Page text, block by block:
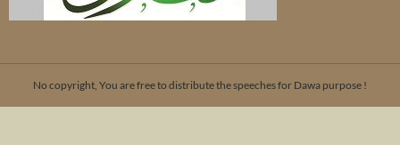
No copyright, You are free to distribute the speeches for Dawa purpose !